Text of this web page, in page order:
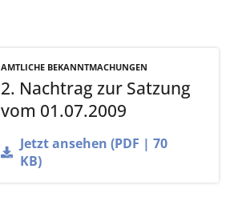
AMTLICHE BEKANNTMACHUNGEN
2. Nachtrag zur Satzung
vom 01.07.2009
Jetzt ansehen (PDF | 70
KB)